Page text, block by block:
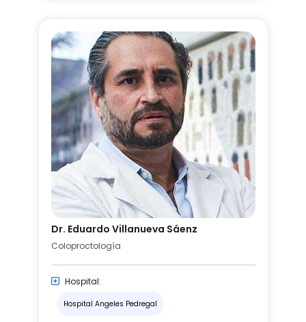
Dr. Eduardo Villanueva Sáenz
Coloproctología
Hospital:
Hospital Angeles Pedregal